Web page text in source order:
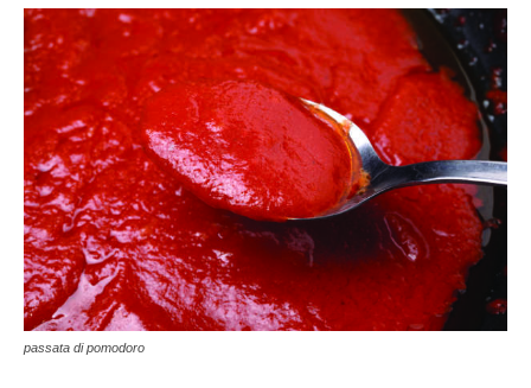
passata di pomodoro